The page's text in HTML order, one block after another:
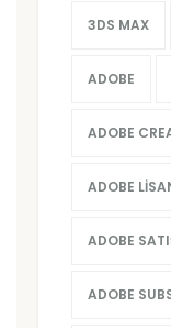
3DS MAX
ADOBE
ADOBE
ADOBE
ADOBE
ADOBE